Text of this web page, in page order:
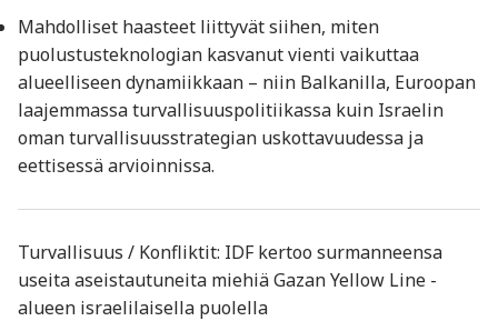
Mahdolliset haasteet liittyvät siihen, miten
puolustusteknologian kasvanut vienti vaikuttaa
alueelliseen dynamiikkaan – niin Balkanilla, Euroopan
laajemmassa turvallisuuspolitiikassa kuin Israelin
oman turvallisuusstrategian uskottavuudessa ja
eettisessä arvioinnissa.
Turvallisuus / Konfliktit: IDF kertoo surmanneensa
useita aseistautuneita miehiä Gazan Yellow Line -
alueen israelilaisella puolella